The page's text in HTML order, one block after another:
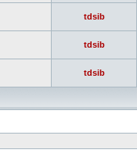
tdsib
tdsib
tdsib